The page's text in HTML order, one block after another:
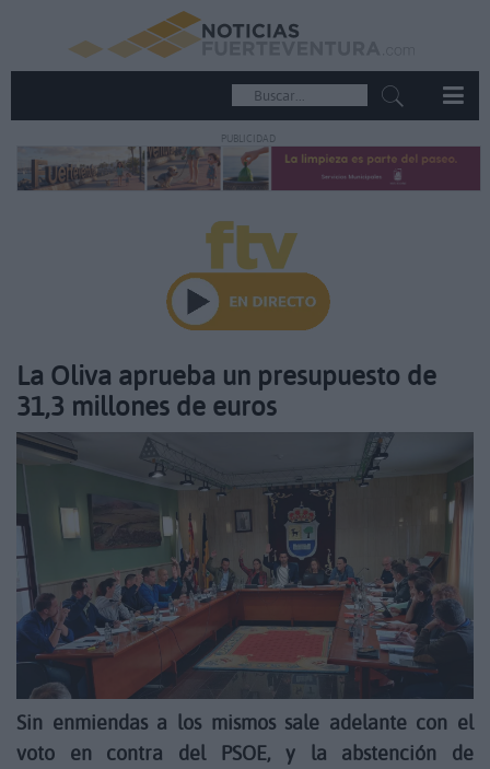
PUBLICIDAD
La Oliva aprueba un presupuesto de
31,3 millones de euros
Sin enmiendas a los mismos sale adelante con el
voto en contra del PSOE, y la abstención de